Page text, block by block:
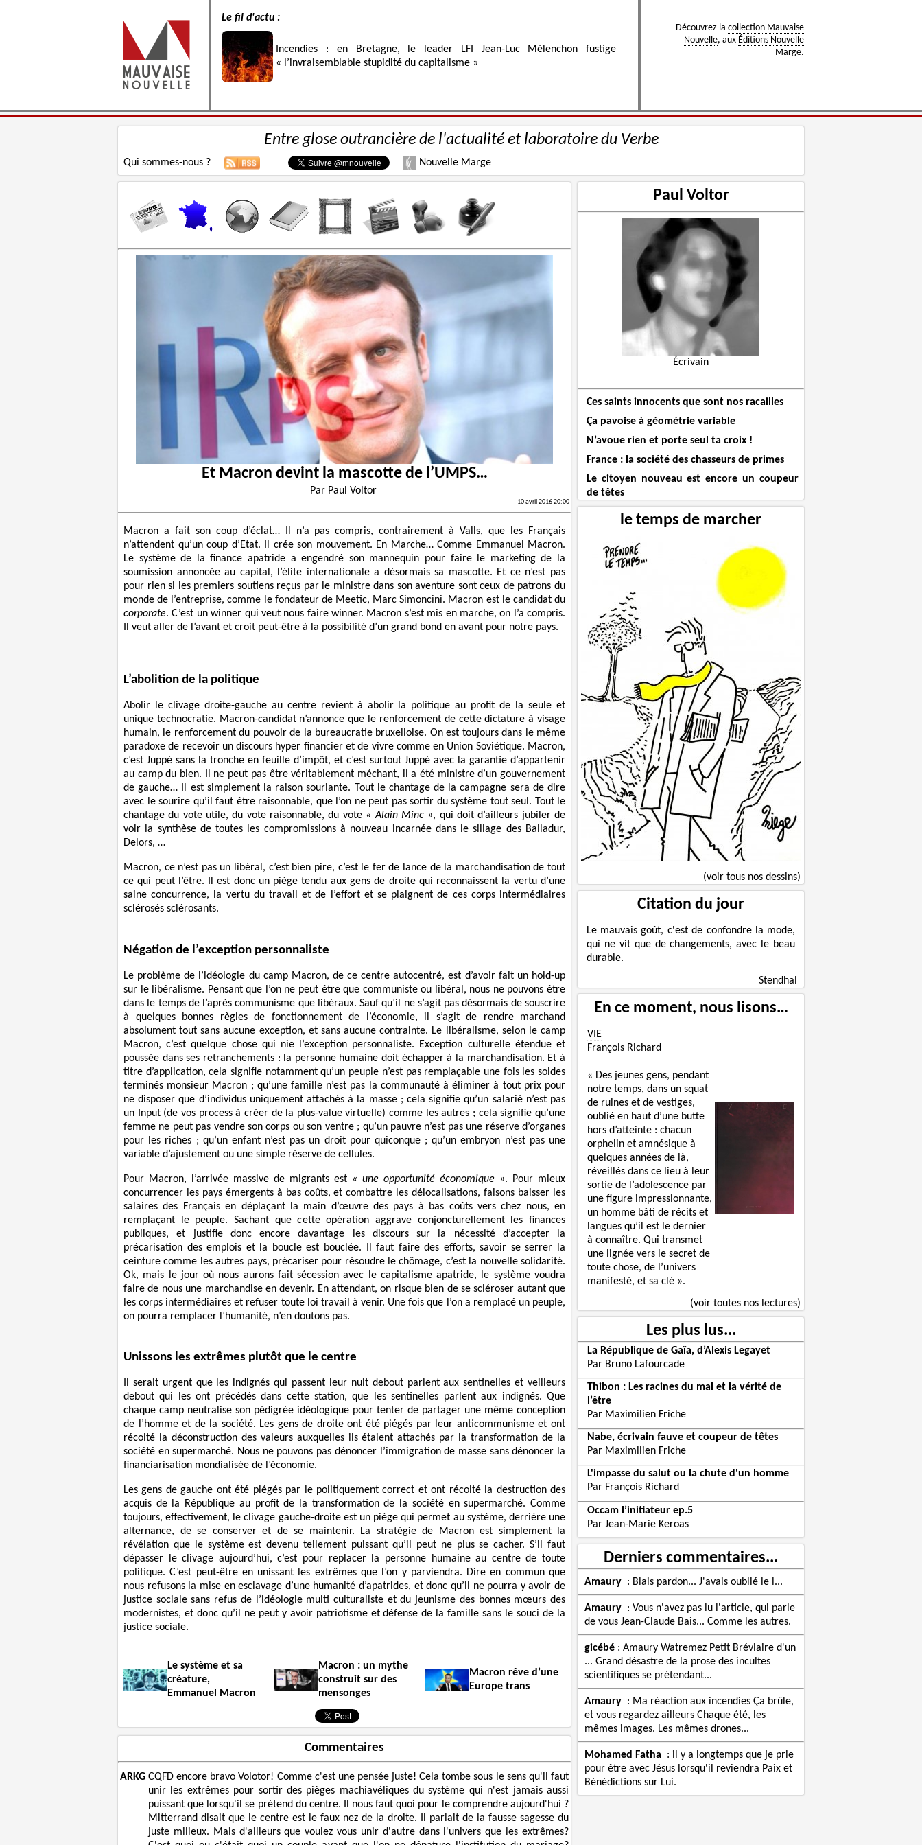
Le fil d'actu :
Incendies : en Bretagne, le leader LFI Jean-Luc Mélenchon fustige
« l’invraisemblable stupidité du capitalisme »
Découvrez la collection Mauvaise
Nouvelle, aux Éditions Nouvelle
Marge.
Entre glose outrancière de l'actualité et laboratoire du Verbe
Qui sommes-nous ? Nouvelle Marge
Et Macron devint la mascotte de l’UMPS…
Par Paul Voltor
10 avril 2016 20:00
Macron a fait son coup d’éclat… Il n’a pas compris, contrairement à Valls, que les Français
n’attendent qu’un coup d’Etat. Il crée son mouvement. En Marche… Comme Emmanuel Macron.
Le système de la finance apatride a engendré son mannequin pour faire le marketing de la
soumission annoncée au capital, l’élite internationale a désormais sa mascotte. Et ce n’est pas
pour rien si les premiers soutiens reçus par le ministre dans son aventure sont ceux de patrons du
monde de l’entreprise, comme le fondateur de Meetic, Marc Simoncini. Macron est le candidat du
corporate. C’est un winner qui veut nous faire winner. Macron s’est mis en marche, on l’a compris.
Il veut aller de l’avant et croit peut-être à la possibilité d’un grand bond en avant pour notre pays.
L’abolition de la politique
Abolir le clivage droite-gauche au centre revient à abolir la politique au profit de la seule et
unique technocratie. Macron-candidat n’annonce que le renforcement de cette dictature à visage
humain, le renforcement du pouvoir de la bureaucratie bruxelloise. On est toujours dans le même
paradoxe de recevoir un discours hyper financier et de vivre comme en Union Soviétique. Macron,
c’est Juppé sans la tronche en feuille d’impôt, et c’est surtout Juppé avec la garantie d’appartenir
au camp du bien. Il ne peut pas être véritablement méchant, il a été ministre d’un gouvernement
de gauche… Il est simplement la raison souriante. Tout le chantage de la campagne sera de dire
avec le sourire qu’il faut être raisonnable, que l’on ne peut pas sortir du système tout seul. Tout le
chantage du vote utile, du vote raisonnable, du vote « Alain Minc », qui doit d’ailleurs jubiler de
voir la synthèse de toutes les compromissions à nouveau incarnée dans le sillage des Balladur,
Delors, …
Macron, ce n’est pas un libéral, c’est bien pire, c’est le fer de lance de la marchandisation de tout
ce qui peut l’être. Il est donc un piège tendu aux gens de droite qui reconnaissent la vertu d’une
saine concurrence, la vertu du travail et de l’effort et se plaignent de ces corps intermédiaires
sclérosés sclérosants.
Négation de l’exception personnaliste
Le problème de l’idéologie du camp Macron, de ce centre autocentré, est d’avoir fait un hold-up
sur le libéralisme. Pensant que l’on ne peut être que communiste ou libéral, nous ne pouvons être
dans le temps de l’après communisme que libéraux. Sauf qu’il ne s’agit pas désormais de souscrire
à quelques bonnes règles de fonctionnement de l’économie, il s’agit de rendre marchand
absolument tout sans aucune exception, et sans aucune contrainte. Le libéralisme, selon le camp
Macron, c’est quelque chose qui nie l’exception personnaliste. Exception culturelle étendue et
poussée dans ses retranchements : la personne humaine doit échapper à la marchandisation. Et à
titre d’application, cela signifie notamment qu’un peuple n’est pas remplaçable une fois les soldes
terminés monsieur Macron ; qu’une famille n’est pas la communauté à éliminer à tout prix pour
ne disposer que d’individus uniquement attachés à la masse ; cela signifie qu’un salarié n’est pas
un Input (de vos process à créer de la plus-value virtuelle) comme les autres ; cela signifie qu’une
femme ne peut pas vendre son corps ou son ventre ; qu’un pauvre n’est pas une réserve d’organes
pour les riches ; qu’un enfant n’est pas un droit pour quiconque ; qu’un embryon n’est pas une
variable d’ajustement ou une simple réserve de cellules.
Pour Macron, l’arrivée massive de migrants est « une opportunité économique ». Pour mieux
concurrencer les pays émergents à bas coûts, et combattre les délocalisations, faisons baisser les
salaires des Français en déplaçant la main d’œuvre des pays à bas coûts vers chez nous, en
remplaçant le peuple. Sachant que cette opération aggrave conjoncturellement les finances
publiques, et justifie donc encore davantage les discours sur la nécessité d’accepter la
précarisation des emplois et la boucle est bouclée. Il faut faire des efforts, savoir se serrer la
ceinture comme les autres pays, précariser pour résoudre le chômage, c’est la nouvelle solidarité.
Ok, mais le jour où nous aurons fait sécession avec le capitalisme apatride, le système voudra
faire de nous une marchandise en devenir. En attendant, on risque bien de se scléroser autant que
les corps intermédiaires et refuser toute loi travail à venir. Une fois que l’on a remplacé un peuple,
on pourra remplacer l’humanité, n’en doutons pas.
Unissons les extrêmes plutôt que le centre
Il serait urgent que les indignés qui passent leur nuit debout parlent aux sentinelles et veilleurs
debout qui les ont précédés dans cette station, que les sentinelles parlent aux indignés. Que
chaque camp neutralise son pédigrée idéologique pour tenter de partager une même conception
de l’homme et de la société. Les gens de droite ont été piégés par leur anticommunisme et ont
récolté la déconstruction des valeurs auxquelles ils étaient attachés par la transformation de la
société en supermarché. Nous ne pouvons pas dénoncer l’immigration de masse sans dénoncer la
financiarisation mondialisée de l’économie.
Les gens de gauche ont été piégés par le politiquement correct et ont récolté la destruction des
acquis de la République au profit de la transformation de la société en supermarché. Comme
toujours, effectivement, le clivage gauche-droite est un piège qui permet au système, derrière une
alternance, de se conserver et de se maintenir. La stratégie de Macron est simplement la
révélation que le système est devenu tellement puissant qu’il peut ne plus se cacher. S’il faut
dépasser le clivage aujourd’hui, c’est pour replacer la personne humaine au centre de toute
politique. C’est peut-être en unissant les extrêmes que l’on y parviendra. Dire en commun que
nous refusons la mise en esclavage d’une humanité d’apatrides, et donc qu’il ne pourra y avoir de
justice sociale sans refus de l’idéologie multi culturaliste et du jeunisme des bonnes mœurs des
modernistes, et donc qu’il ne peut y avoir patriotisme et défense de la famille sans le souci de la
justice sociale.
Le système et sa
créature,
Emmanuel Macron
Macron : un mythe
construit sur des
mensonges
Macron rêve d’une
Europe trans
Commentaires
ARKG CQFD encore bravo Volotor! Comme c'est une pensée juste! Cela tombe sous le sens qu'il faut
unir les extrêmes pour sortir des pièges machiavéliques du système qui n'est jamais aussi
puissant que lorsqu'il se prétend du centre. Il nous faut quoi pour le comprendre aujourd'hui ?
Mitterrand disait que le centre est le faux nez de la droite. Il parlait de la fausse sagesse du
juste milieux. Mais d'ailleurs que voulez vous unir d'autre dans l'univers que les extrêmes?
Paul Voltor
Écrivain
Ces saints innocents que sont nos racailles
Ça pavoise à géométrie variable
N’avoue rien et porte seul ta croix !
France : la société des chasseurs de primes
Le citoyen nouveau est encore un coupeur
de têtes
le temps de marcher
(voir tous nos dessins)
Citation du jour
Le mauvais goût, c'est de confondre la mode,
qui ne vit que de changements, avec le beau
durable.
Stendhal
En ce moment, nous lisons…
VIE
François Richard
« Des jeunes gens, pendant
notre temps, dans un squat
de ruines et de vestiges,
oublié en haut d’une butte
hors d’atteinte : chacun
orphelin et amnésique à
quelques années de là,
réveillés dans ce lieu à leur
sortie de l’adolescence par
une figure impressionnante,
un homme bâti de récits et
langues qu’il est le dernier
à connaître. Qui transmet
une lignée vers le secret de
toute chose, de l’univers
manifesté, et sa clé ».
(voir toutes nos lectures)
Les plus lus...
La République de Gaïa, d’Alexis Legayet
Par Bruno Lafourcade
Thibon : Les racines du mal et la vérité de
l’être
Par Maximilien Friche
Nabe, écrivain fauve et coupeur de têtes
Par Maximilien Friche
L'impasse du salut ou la chute d'un homme
Par François Richard
Occam l’initiateur ep.5
Par Jean-Marie Keroas
Derniers commentaires...
Amaury : Blais pardon... J'avais oublié le l...
Amaury : Vous n'avez pas lu l'article, qui parle
de vous Jean-Claude Bais... Comme les autres.
gicébé: Amaury Watremez Petit Bréviaire d'un
... Grand désastre de la prose des incultes
scientifiques se prétendant...
Amaury : Ma réaction aux incendies Ça brûle,
et vous regardez ailleurs Chaque été, les
mêmes images. Les mêmes drones...
Mohamed Fatha : il y a longtemps que je prie
pour être avec Jésus lorsqu'il reviendra Paix et
Bénédictions sur Lui.